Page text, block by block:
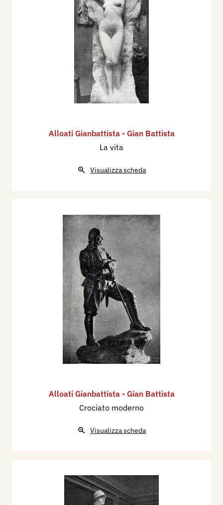
Alloati Gianbattista - Gian Battista
La vita
Visualizza scheda
Alloati Gianbattista - Gian Battista
Crociato moderno
Visualizza scheda